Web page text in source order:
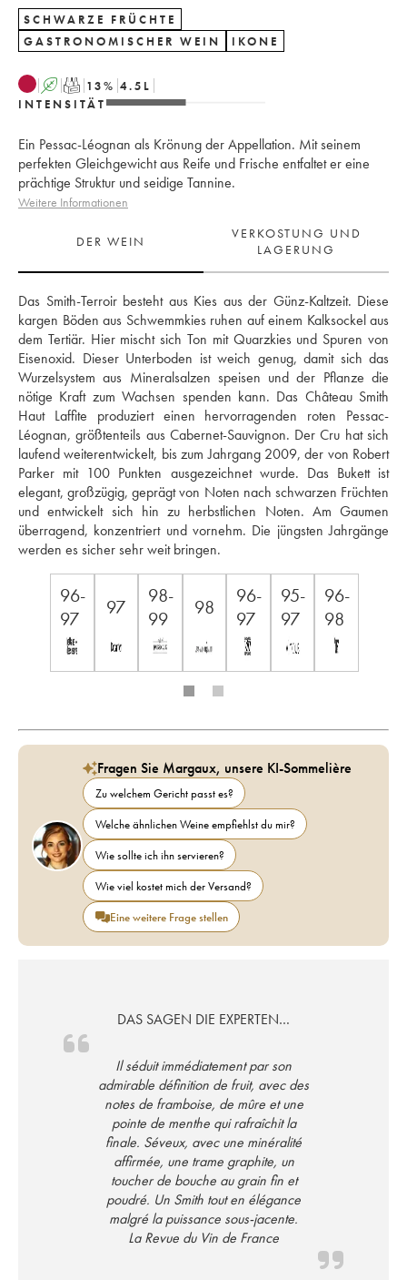
SCHWARZE FRÜCHTE
GASTRONOMISCHER WEIN
IKONE
A T 13% 4.5 L
INTENSITÄT
Ein Pessac-Léognan als Krönung der Appellation. Mit seinem
perfekten Gleichgewicht aus Reife und Frische entfaltet er eine
prächtige Struktur und seidige Tannine.
Weitere Informationen
DER WEIN
VERKOSTUNG UND
LAGERUNG
Das Smith-Terroir besteht aus Kies aus der Günz-Kaltzeit. Diese
kargen Böden aus Schwemmkies ruhen auf einem Kalksockel aus
dem Tertiär. Hier mischt sich Ton mit Quarzkies und Spuren von
Eisenoxid. Dieser Unterboden ist weich genug, damit sich das
Wurzelsystem aus Mineralsalzen speisen und der Pflanze die
nötige Kraft zum Wachsen spenden kann. Das Château Smith
Haut Laffite produziert einen hervorragenden roten Pessac-
Léognan, größtenteils aus Cabernet-Sauvignon. Der Cru hat sich
laufend weiterentwickelt, bis zum Jahrgang 2009, der von Robert
Parker mit 100 Punkten ausgezeichnet wurde. Das Bukett ist
elegant, großzügig, geprägt von Noten nach schwarzen Früchten
und entwickelt sich hin zu herbstlichen Noten. Am Gaumen
überragend, konzentriert und vornehm. Die jüngsten Jahrgänge
werden es sicher sehr weit bringen.
96-
97
97
98-
99
98
96-
97
95-
97
96-
98
Fragen Sie Margaux, unsere KI-Sommelière
Zu welchem Gericht passt es?
Welche ähnlichen Weine empfiehlst du mir?
Wie sollte ich ihn servieren?
Wie viel kostet mich der Versand?
Eine weitere Frage stellen
DAS SAGEN DIE EXPERTEN…
Il séduit immédiatement par son
admirable définition de fruit, avec des
notes de framboise, de mûre et une
pointe de menthe qui rafraîchit la
finale. Séveux, avec une minéralité
affirmée, une trame graphite, un
toucher de bouche au grain fin et
poudré. Un Smith tout en élégance
malgré la puissance sous-jacente.
La Revue du Vin de France